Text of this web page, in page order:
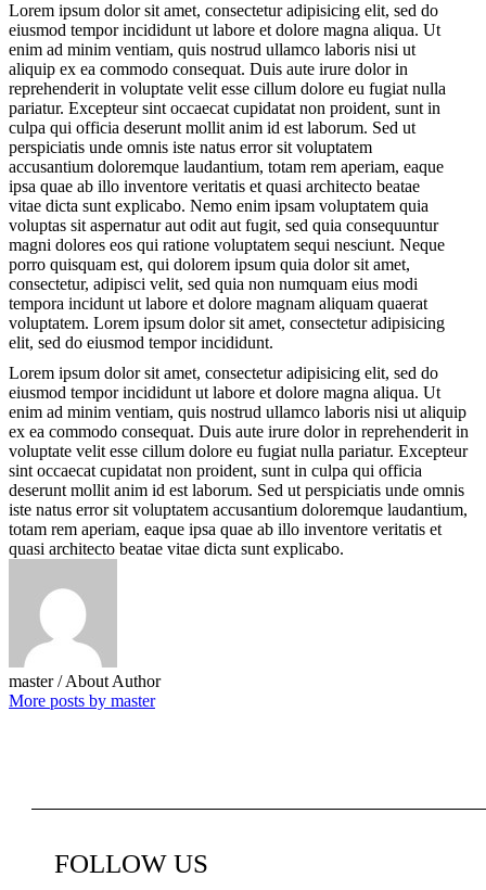
Lorem ipsum dolor sit amet, consectetur adipisicing elit, sed do
eiusmod tempor incididunt ut labore et dolore magna aliqua. Ut
enim ad minim ventiam, quis nostrud ullamco laboris nisi ut
aliquip ex ea commodo consequat. Duis aute irure dolor in
reprehenderit in voluptate velit esse cillum dolore eu fugiat nulla
pariatur. Excepteur sint occaecat cupidatat non proident, sunt in
culpa qui officia deserunt mollit anim id est laborum. Sed ut
perspiciatis unde omnis iste natus error sit voluptatem
accusantium doloremque laudantium, totam rem aperiam, eaque
ipsa quae ab illo inventore veritatis et quasi architecto beatae
vitae dicta sunt explicabo. Nemo enim ipsam voluptatem quia
voluptas sit aspernatur aut odit aut fugit, sed quia consequuntur
magni dolores eos qui ratione voluptatem sequi nesciunt. Neque
porro quisquam est, qui dolorem ipsum quia dolor sit amet,
consectetur, adipisci velit, sed quia non numquam eius modi
tempora incidunt ut labore et dolore magnam aliquam quaerat
voluptatem. Lorem ipsum dolor sit amet, consectetur adipisicing
elit, sed do eiusmod tempor incididunt.
Lorem ipsum dolor sit amet, consectetur adipisicing elit, sed do
eiusmod tempor incididunt ut labore et dolore magna aliqua. Ut
enim ad minim ventiam, quis nostrud ullamco laboris nisi ut aliquip
ex ea commodo consequat. Duis aute irure dolor in reprehenderit in
voluptate velit esse cillum dolore eu fugiat nulla pariatur. Excepteur
sint occaecat cupidatat non proident, sunt in culpa qui officia
deserunt mollit anim id est laborum. Sed ut perspiciatis unde omnis
iste natus error sit voluptatem accusantium doloremque laudantium,
totam rem aperiam, eaque ipsa quae ab illo inventore veritatis et
quasi architecto beatae vitae dicta sunt explicabo.
master/ About Author
More posts by master
FOLLOW US